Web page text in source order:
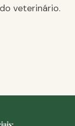
veterinário.